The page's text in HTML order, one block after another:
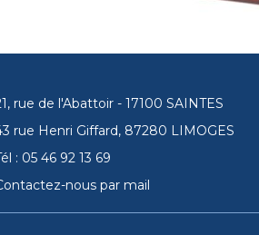
rue de l'Abattoir - 17100 SAINTES
rue Henri Giffard, 87280 LIMOGES
: 05 46 92 13 69
nous par mail